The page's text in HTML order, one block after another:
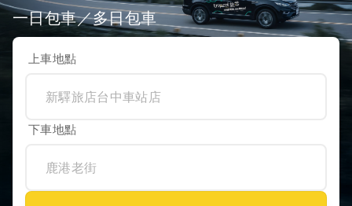
一日包車／多日包車
上車地點
下車地點